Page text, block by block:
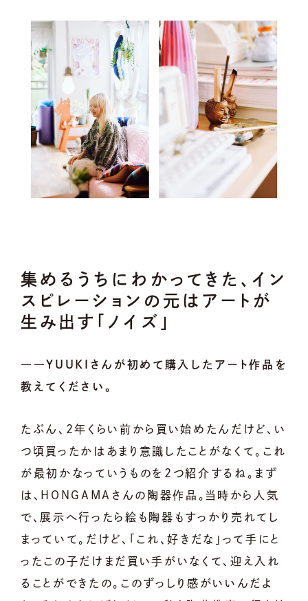
集めるうちにわかってきた、イン
スピレーションの元はアートが
生み出す「ノイズ」
――YUUKIさんが初めて購入したアート作品を
教えてください。
たぶん、2年くらい前から買い始めたんだけど、い
つ頃買ったかはあまり意識したことがなくて。これ
が最初かなっていうものを2つ紹介するね。まず
は、HONGAMAさんの陶器作品。当時から人気
で、展示へ行ったら絵も陶器もすっかり売れてし
まっていて。だけど、「これ、好きだな」って手にと
ったこの子だけまだ買い手がいなくて、迎え入れ
ることができたの。このずっしり感がいいんだよ